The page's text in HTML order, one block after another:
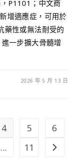
P1101；中文商
增適應症，可用於
性或無法耐受的
一步擴大骨髓增
2026 年 5 月 13 日
4 5
6
... 11